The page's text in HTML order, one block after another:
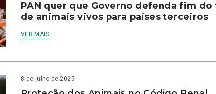
PAN quer que Governo defenda fim
de animais vivos para países terceiros
VER MAIS
8 de julho de 2025